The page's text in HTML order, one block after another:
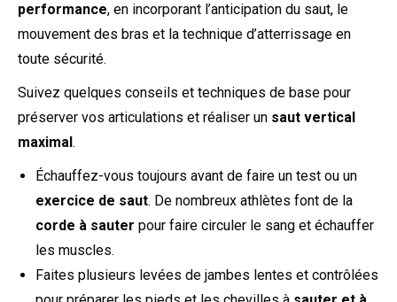
performance, en incorporant l’anticipation du saut, le
mouvement des bras et la technique d’atterrissage en
toute sécurité.
Suivez quelques conseils et techniques de base pour
préserver vos articulations et réaliser un saut vertical
maximal .
Échauffez-vous toujours avant de faire un test ou un
exercice de saut. De nombreux athlètes font de la
corde à sauter pour faire circuler le sang et échauffer
les muscles.
Faites plusieurs levées de jambes lentes et contrôlées